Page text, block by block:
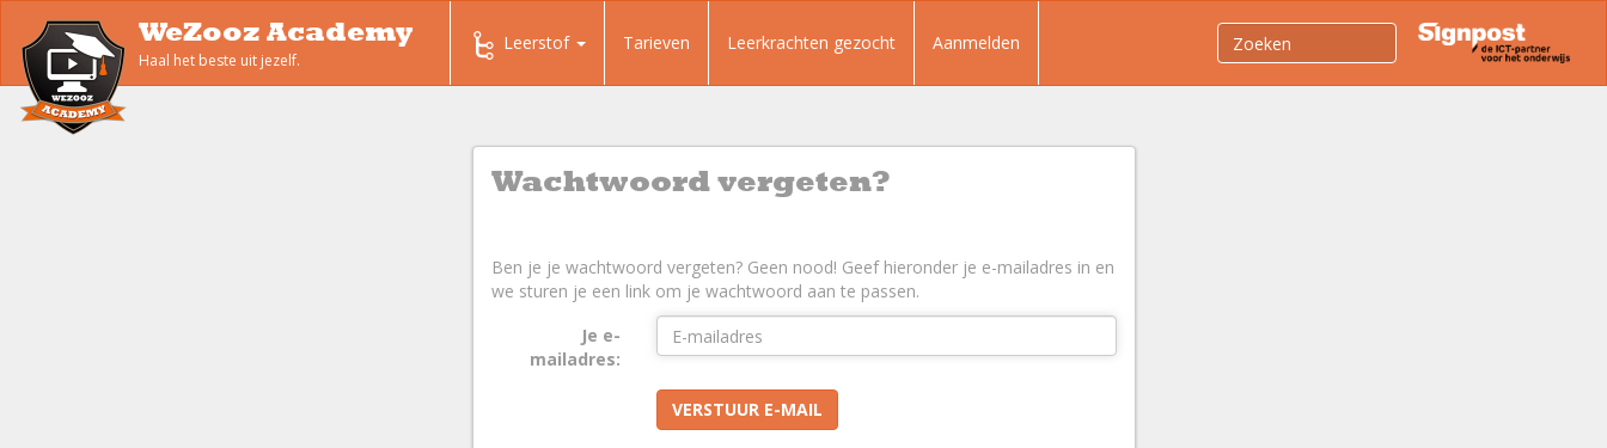
WeZooz Academy
Haal het beste uit jezelf.
Leerstof Tarieven Leerkrachten gezocht Aanmelden
Wachtwoord vergeten?
Ben je je wachtwoord vergeten? Geen nood! Geef hieronder je e-mailadres in en
we sturen je een link om je wachtwoord aan te passen.
Je e-
mailadres:
VERSTUUR E-MAIL